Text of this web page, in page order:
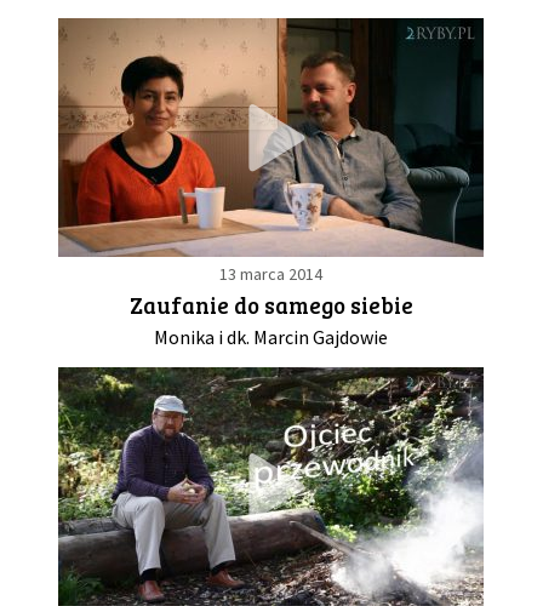
13 marca 2014
Zaufanie do samego siebie
Monika i dk. Marcin Gajdowie